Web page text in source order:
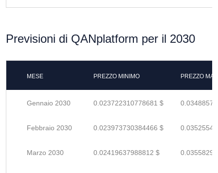
Previsioni di QANplatform per il 2030
MESE PREZZO MINIMO PREZZO
Gennaio 2030 0.023722310778681 $
Febbraio 2030 0.023973730384466 $
Marzo 2030 0.02419637988812 $